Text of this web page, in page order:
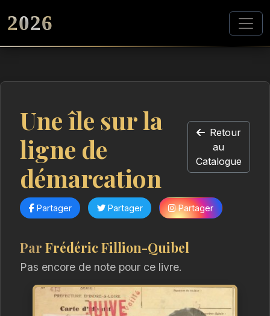
2026
Une île sur la
ligne de
démarcation
Retour
au
Catalogue
Partager Partager Partager
Par Frédéric Fillion-Quibel
Pas encore de note pour ce livre.